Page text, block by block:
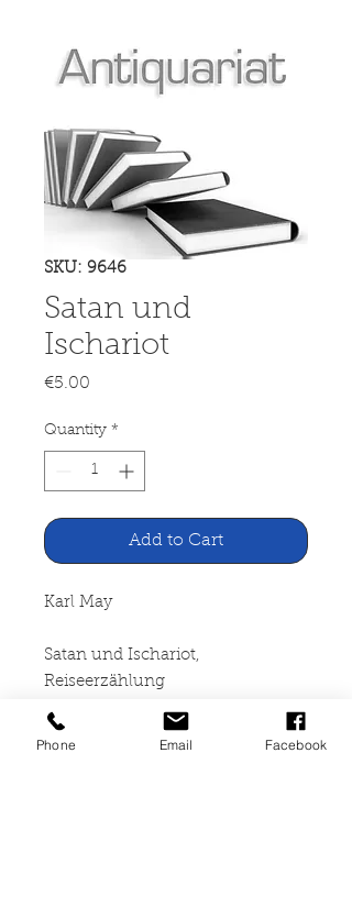
SKU: 9646
Satan und
Ischariot
€5.00
Quantity *
Add to Cart
Karl May
Satan und Ischariot,
Reiseerzählung
Karl-May-Verlag, Bamberg
Phone Email Facebook